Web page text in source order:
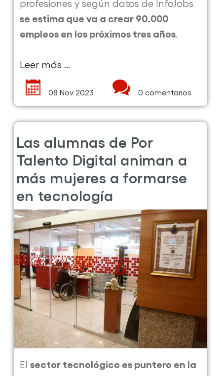
profesiones y según datos de InfoJobs
se estima que va a crear 90.000
empleos en los próximos tres años.
Leer más ...
publicación
Por
Talento
Digital
te
forma
en
inteligencia
artificial,
un
sector
que
creará
90.000
empleos
los
próximos
años
08 Nov 2023 0 comentarios
Las alumnas de Por
Talento Digital animan a
más mujeres a formarse
en tecnología
El sector tecnológico es puntero en la